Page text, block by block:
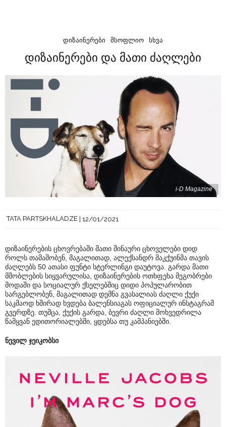
ᲓᲘᲖᲐᲘᲜᲔᲠᲔᲑᲘ ᲛᲡᲝᲤᲚᲘᲝ ᲡᲮᲕᲐ
დიზაინერები და მათი ძაღლები
i-D Magazine
TATA PARTSKHALADZE 12/01/2021
დიზაინერების ცხოვრებაში მათი შინაური ცხოველები დიდ
როლს თამაშობენ, მაგალითად, ალექსანდრ მაკქუინმა თავის
ძაღლებს 50 ათასი ფუნტი სტერლინგი დაუტოვა. გარდა მათი
მშობლების სიყვარულისა, დიზაინერების ოთხფეხა მეგობრები
მოდაში და სოციალურ ქსელებშიც დიდი პოპულარობით
სარგებლობენ, მაგალითად დემნა გვასალიას ძაღლი ქუქი
საკმაოდ ხშირად ხვდება ბალენსიაგას ოფიციალურ ინსტაგრამ
გვერდზე. თუმცა, ქუქის გარდა, ბევრი ძაღლი მოხვედრილა
წამყვან ედითორიალებში, ყდებსა თუ კამპანიებში.
ნევილ ჯეიკობსი